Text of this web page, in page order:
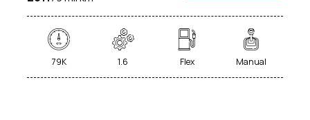
79K 1.6 Flex Manual